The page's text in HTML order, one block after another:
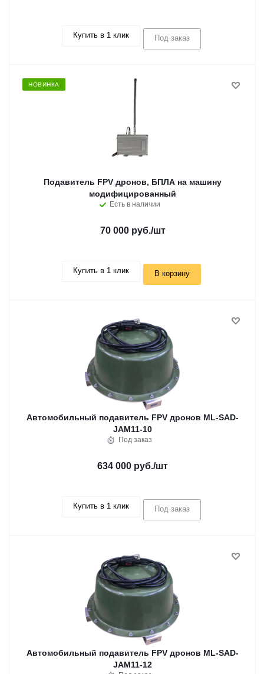
Купить в 1 клик Под заказ
НОВИНКА
Подавитель FPV дронов, БПЛА на машину
модифицированный
Есть в наличии
70 000 руб./шт
Купить в 1 клик В корзину
Автомобильный подавитель FPV дронов ML-SAD-
JAM11-10
Под заказ
634 000 руб./шт
Купить в 1 клик Под заказ
Автомобильный подавитель FPV дронов ML-SAD-
JAM11-12